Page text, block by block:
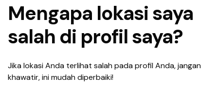
Mengapa lokasi saya
salah di profil saya?
Jika lokasi Anda terlihat salah pada profil Anda, jangan
khawatir, ini mudah diperbaiki!